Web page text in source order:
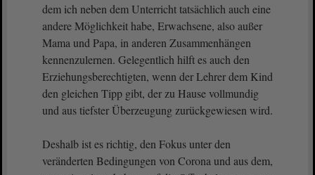
dem ich neben dem Unterricht tatsächlich auch eine
andere Möglichkeit habe, Erwachsene, also außer
Mama und Papa, in anderen Zusammenhängen
kennenzulernen. Gelegentlich hilft es auch den
Erziehungsberechtigten, wenn der Lehrer dem Kind
den gleichen Tipp gibt, der zu Hause vollmundig
und aus tiefster Überzeugung zurückgewiesen wird.
Deshalb ist es richtig, den Fokus unter den
veränderten Bedingungen von Corona und aus dem,